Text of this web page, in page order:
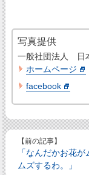
写真提供
一般社団法人 日
ホームページ
facebook
【前の記事】
「なんだかお花が
ムズするわ。」